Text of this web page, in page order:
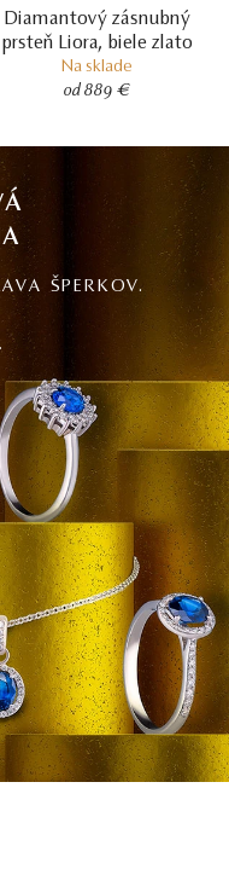
Diamantový zásnubný
prsteň Liora, biele zlato
Na sklade
od 889 €
ŠPERKOV.